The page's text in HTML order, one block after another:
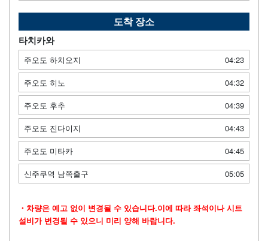
도착 장소
타치카와
주오도 하치오지
04:23
주오도 히노
04:32
주오도 후추
04:39
주오도 진다이지
04:43
주오도 미타카
04:45
신주쿠역 남쪽출구
05:05
・차량은 예고 없이 변경될 수 있습니다.이에 따라 좌석이나 시트
설비가 변경될 수 있으니 미리 양해 바랍니다.